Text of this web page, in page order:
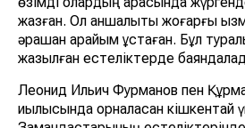
жазған. Ол қаншалықты жоғарғы
әрқашан қарайым ұстаған. Бұл
жазылған естеліктерде
Леонид Ильич Фурманов пен
қиылысында орналасқан кішкентай